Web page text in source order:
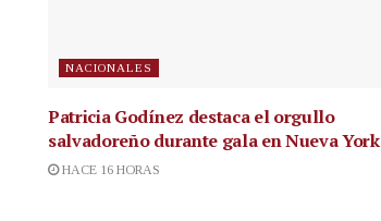
NACIONALES
Patricia Godínez destaca el orgullo
salvadoreño durante gala en Nueva York
HACE 16 HORAS